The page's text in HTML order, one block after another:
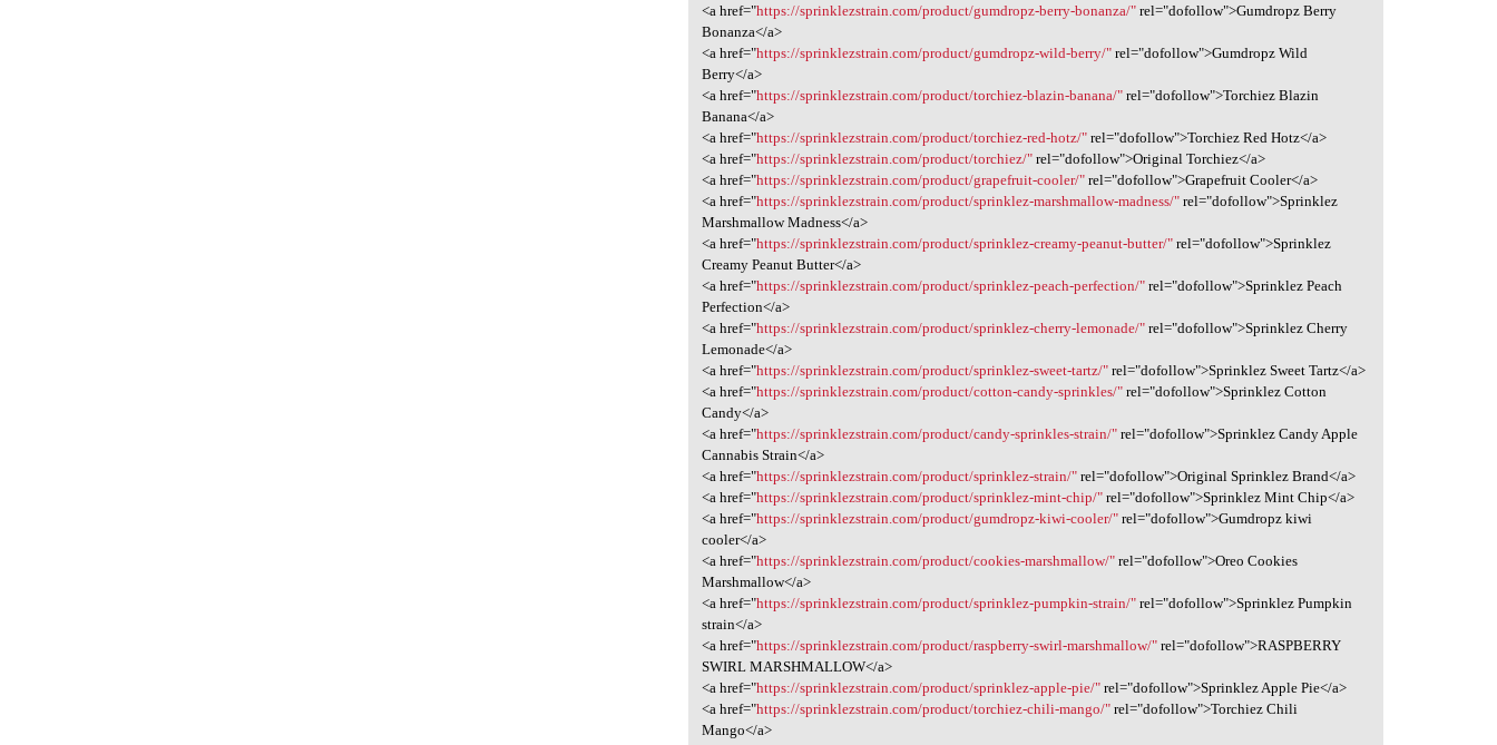
<a href="https://sprinklezstrain.com/product/gumdropz-berry-bonanza/" rel="dofollow">Gumdropz Berry
Bonanza</a>
<a href="https://sprinklezstrain.com/product/gumdropz-wild-berry/" rel="dofollow">Gumdropz Wild
Berry</a>
<a href="https://sprinklezstrain.com/product/torchiez-blazin-banana/" rel="dofollow">Torchiez Blazin
Banana</a>
<a href="https://sprinklezstrain.com/product/torchiez-red-hotz/" rel="dofollow">Torchiez Red Hotz</a>
<a href="https://sprinklezstrain.com/product/torchiez/" rel="dofollow">Original Torchiez</a>
<a href="https://sprinklezstrain.com/product/grapefruit-cooler/" rel="dofollow">Grapefruit Cooler</a>
<a href="https://sprinklezstrain.com/product/sprinklez-marshmallow-madness/" rel="dofollow">Sprinklez
Marshmallow Madness</a>
<a href="https://sprinklezstrain.com/product/sprinklez-creamy-peanut-butter/" rel="dofollow">Sprinklez
Creamy Peanut Butter</a>
<a href="https://sprinklezstrain.com/product/sprinklez-peach-perfection/" rel="dofollow">Sprinklez Peach
Perfection</a>
<a href="https://sprinklezstrain.com/product/sprinklez-cherry-lemonade/" rel="dofollow">Sprinklez Cherry
Lemonade</a>
<a href="https://sprinklezstrain.com/product/sprinklez-sweet-tartz/" rel="dofollow">Sprinklez Sweet Tartz</a>
<a href="https://sprinklezstrain.com/product/cotton-candy-sprinkles/" rel="dofollow">Sprinklez Cotton
Candy</a>
<a href="https://sprinklezstrain.com/product/candy-sprinkles-strain/" rel="dofollow">Sprinklez Candy Apple
Cannabis Strain</a>
<a href="https://sprinklezstrain.com/product/sprinklez-strain/" rel="dofollow">Original Sprinklez Brand</a>
<a href="https://sprinklezstrain.com/product/sprinklez-mint-chip/" rel="dofollow">Sprinklez Mint Chip</a>
<a href="https://sprinklezstrain.com/product/gumdropz-kiwi-cooler/" rel="dofollow">Gumdropz kiwi
cooler</a>
<a href="https://sprinklezstrain.com/product/cookies-marshmallow/" rel="dofollow">Oreo Cookies
Marshmallow</a>
<a href="https://sprinklezstrain.com/product/sprinklez-pumpkin-strain/" rel="dofollow">Sprinklez Pumpkin
strain</a>
<a href="https://sprinklezstrain.com/product/raspberry-swirl-marshmallow/" rel="dofollow">RASPBERRY
SWIRL MARSHMALLOW</a>
<a href="https://sprinklezstrain.com/product/sprinklez-apple-pie/" rel="dofollow">Sprinklez Apple Pie</a>
<a href="https://sprinklezstrain.com/product/torchiez-chili-mango/" rel="dofollow">Torchiez Chili
Mango</a>